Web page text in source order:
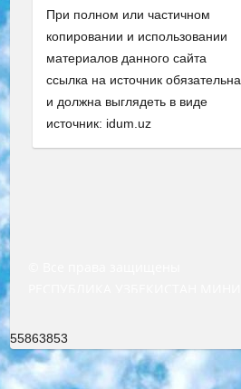
При полном или частичном
копировании и использовании
материалов данного сайта
ссылка на источник обязательна
и должна выглядеть в виде
источник: idum.uz
55863853